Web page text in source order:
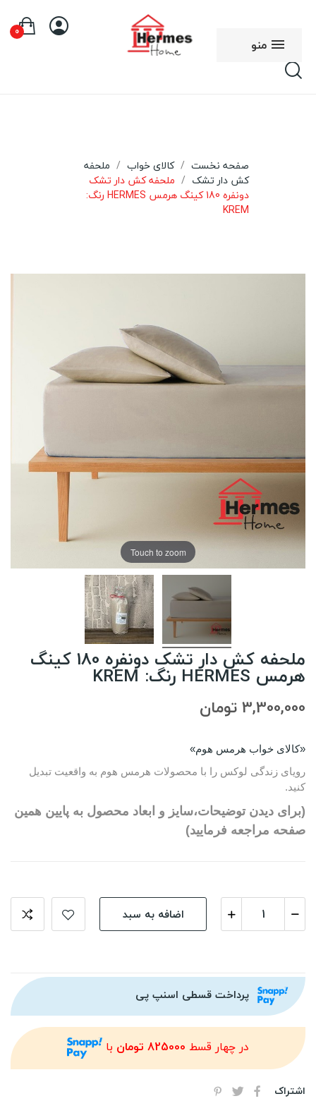
منو
0
صفحه نخست کالای خواب
ملحفه
کش دار تشک
ملحفه کش دار تشک
دونفره 180 کینگ هرمس HERMES رنگ:
KREM
Touch to zoom
ملحفه کش دار تشک دونفره 180 کینگ
هرمس HERMES رنگ: KREM
3,300,000 تومان
«کالای خواب هرمس هوم»
رویای زندگی لوکس را با محصولات هرمس هوم به واقعیت تبدیل
کنید.
(برای دیدن توضیحات،سایز و ابعاد محصول به پایین همین
صفحه مراجعه فرمایید)
اضافه به سبد
پرداخت قسطی اسنپ پی
در چهار قسط 825000 تومان با
اشتراک